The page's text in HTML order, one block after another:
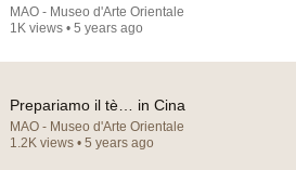
MAO - Museo d'Arte Orientale
1K views • 5 years ago
Prepariamo il tè… in Cina
MAO - Museo d'Arte Orientale
1.2K views • 5 years ago